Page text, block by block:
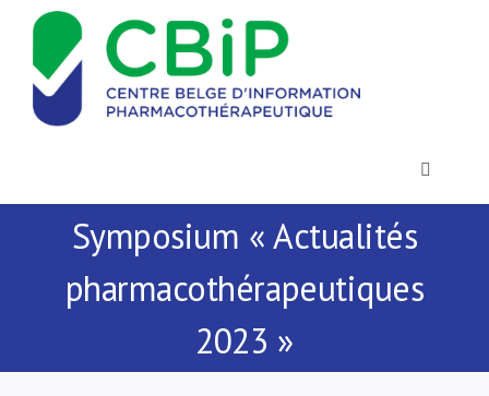
Passer
contenu
Toggle
Actualités
Publications
Formations
Symposium « Actualités
pharmacothérapeutiques
2023 »